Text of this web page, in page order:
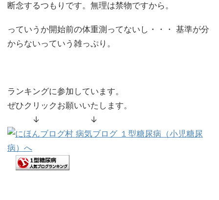
断念するつもりです。無理は禁物ですから。
っていうか開始前の体重測ってないし・・・ 基準が分
からないっていう雑っぷり。
ランキングに参加しています。
ぜひクリックお願いいたします。
↓ ↓